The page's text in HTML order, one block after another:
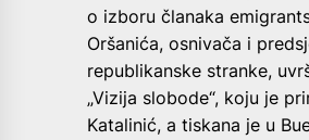
o izboru članaka
Oršanića, osnivača i
republikanske stranke,
„Vizija slobode“, koju je
Katalinić, a tiskana je u